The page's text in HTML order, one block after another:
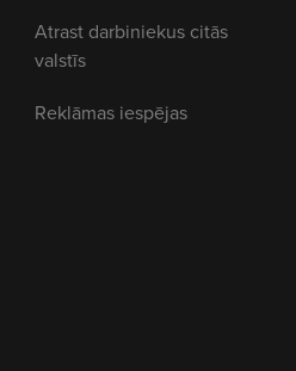
Atrast darbiniekus citās
valstīs
Reklāmas iespējas